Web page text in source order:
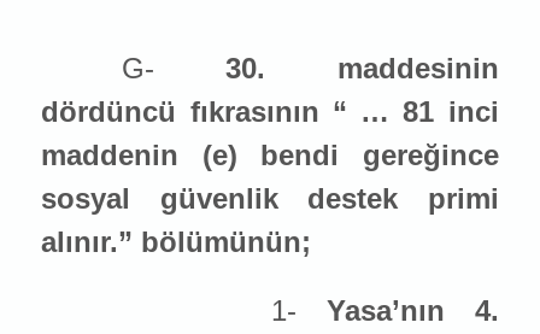
G- 30. maddesinin
dördüncü fıkrasının “ … 81 inci
maddenin (e) bendi gereğince
sosyal güvenlik destek primi
alınır.” bölümünün;
1- Yasa’nın 4.